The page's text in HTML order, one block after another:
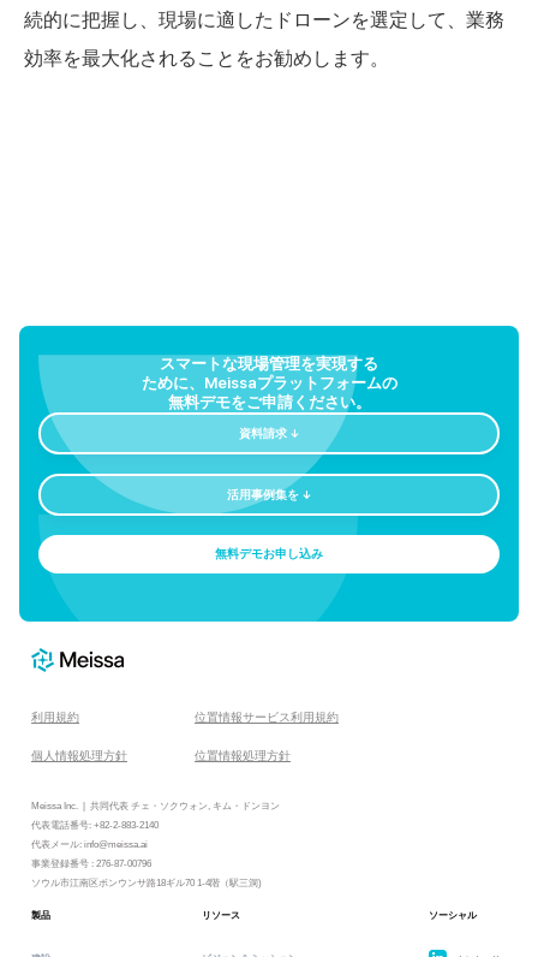
続的に把握し、現場に適したドローンを選定して、業務
効率を最大化されることをお勧めします。
スマートな現場管理を実現する
ために、Meissaプラットフォームの
無料デモをご申請ください。
資料請求 ↓
活用事例集を ↓
無料デモお申し込み
利用規約
個人情報処理方針
位置情報サービス利用規約
位置情報処理方針
Meissa Inc. | 共同代表 チェ・ソクウォン, キム・ドンヨン
代表電話番号: +82-2-883-2140
代表メール: info@meissa.ai
事業登録番号 : 276-87-00796
ソウル市江南区ボンウンサ路18ギル70 1-4階（駅三洞)
製品 リソース ソーシャル